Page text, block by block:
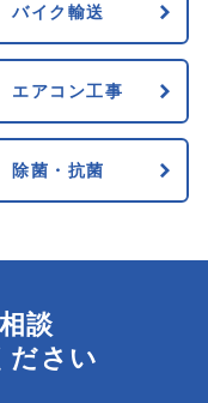
バイク輸送
エアコン工事
除菌・抗菌
談
ださい